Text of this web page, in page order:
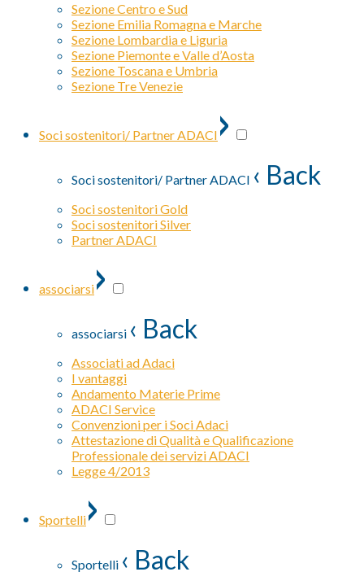
Sezione Centro e Sud
Sezione Emilia Romagna e Marche
Sezione Lombardia e Liguria
Sezione Piemonte e Valle d’Aosta
Sezione Toscana e Umbria
Sezione Tre Venezie
Soci sostenitori/ Partner ADACI ›
Soci sostenitori/ Partner ADACI ‹ Back
Soci sostenitori Gold
Soci sostenitori Silver
Partner ADACI
associarsi›
associarsi ‹ Back
Associati ad Adaci
I vantaggi
Andamento Materie Prime
ADACI Service
Convenzioni per i Soci Adaci
Attestazione di Qualità e Qualificazione
Professionale dei servizi ADACI
Legge 4/2013
Sportelli›
Sportelli ‹ Back